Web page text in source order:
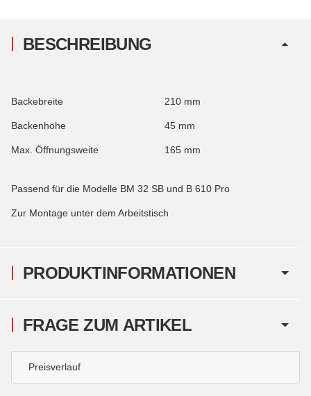
PRODUKTINFORMATIONEN
BESCHREIBUNG
Backebreite 210 mm
Backenhöhe 45 mm
Max. Öffnungsweite 165 mm
Passend für die Modelle BM 32 SB und B 610 Pro
Zur Montage unter dem Arbeitstisch
FRAGE ZUM ARTIKEL
Preisverlauf